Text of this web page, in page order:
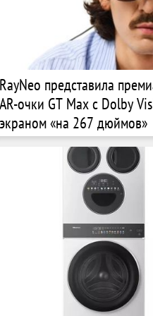
RayNeo представила
AR-очки GT Max с Dolby
экраном «на 267 дюймов»